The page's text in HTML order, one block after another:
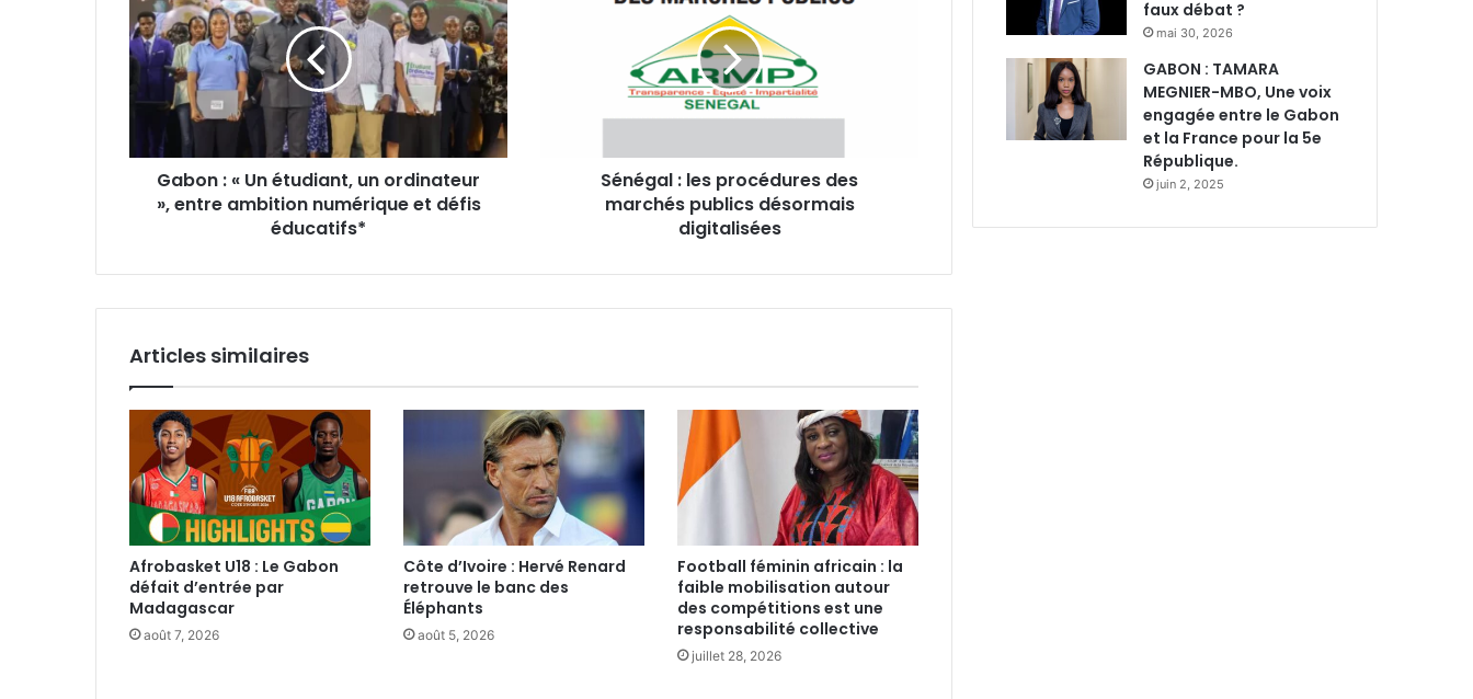
Un
étudiant,
ordinateur
entre
ambition
numérique
éducatifs*
Gabon : « Un étudiant, un ordinateur
», entre ambition numérique et défis
éducatifs*
digitalisées
‎Sénégal : les procédures des
marchés publics désormais
digitalisées
Articles similaires
Afrobasket U18 : Le Gabon
défait d’entrée par
Madagascar
août 7, 2026
Côte d’Ivoire : Hervé Renard
retrouve le banc des
Éléphants
août 5, 2026
Football féminin africain : la
faible mobilisation autour
des compétitions est une
responsabilité collective
juillet 28, 2026
faux débat ?
mai 30, 2026
GABON : TAMARA
MEGNIER-MBO, Une voix
engagée entre le Gabon
et la France pour la 5e
République.
juin 2, 2025